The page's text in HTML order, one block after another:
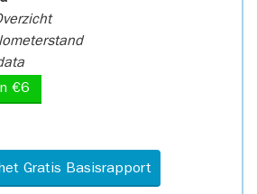
€6
Gratis Basisrapport